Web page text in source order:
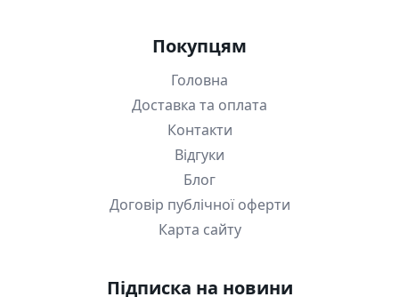
Покупцям
Головна
Доставка та оплата
Контакти
Відгуки
Блог
Договір публічної оферти
Карта сайту
Підписка на новини